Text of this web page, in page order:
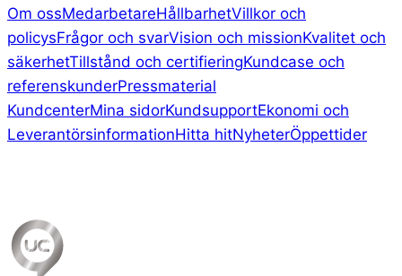
Om ossMedarbetareHållbarhetVillkor och
policysFrågor och svarVision och missionKvalitet och
säkerhetTillstånd och certifieringKundcase och
referenskunderPressmaterial
KundcenterMina sidorKundsupportEkonomi och
LeverantörsinformationHitta hitNyheterÖppettider